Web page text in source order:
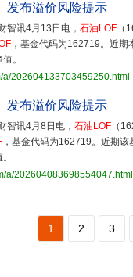
发布溢价风险提示
智讯4月13日电， 石油LOF （
，基金代码为162719。近
。
a/202604133703459250.html
发布溢价风险提示
智讯4月8日电， 石油LOF （
，基金代码为162719。近期
a/202604083698554047.html
1 2 3